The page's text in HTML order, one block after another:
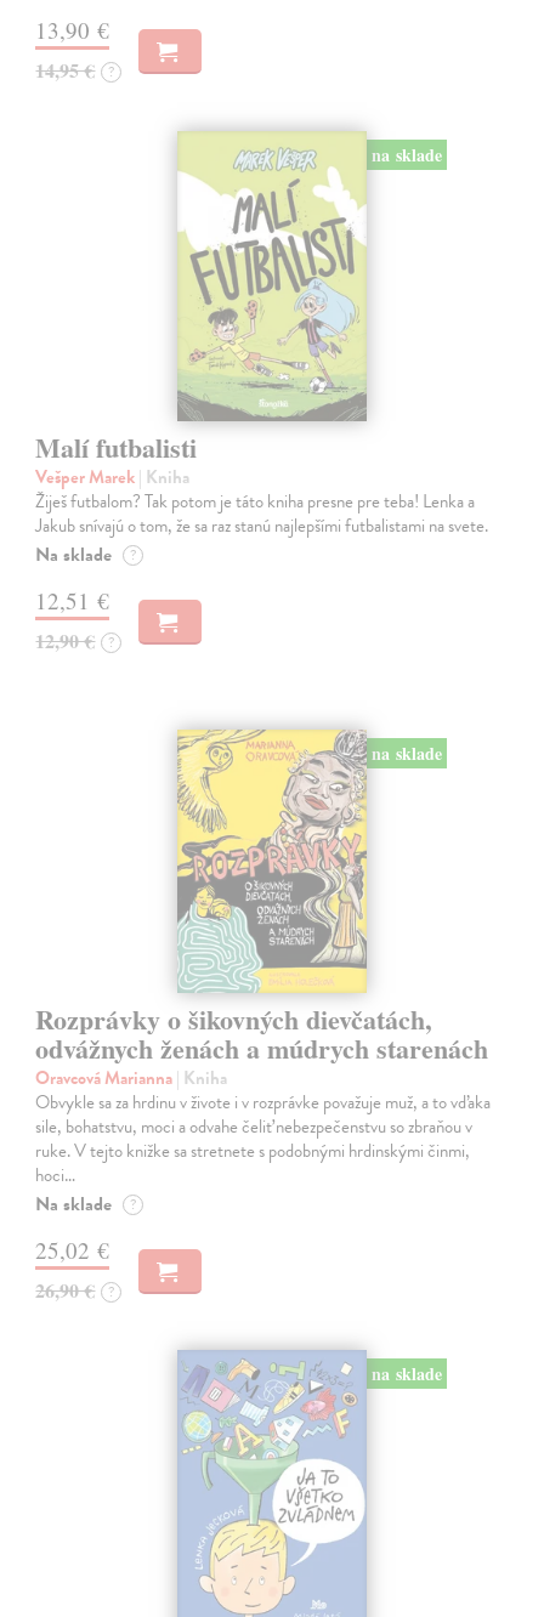
13,90 €
14,95 € ?
na sklade
Malí futbalisti
Vešper Marek| Kniha
Žiješ futbalom? Tak potom je táto kniha presne pre teba! Lenka a
Jakub snívajú o tom, že sa raz stanú najlepšími futbalistami na svete.
Na sklade ?
12,51 €
12,90 € ?
na sklade
Rozprávky o šikovných dievčatách,
odvážnych ženách a múdrych starenách
Oravcová Marianna| Kniha
Obvykle sa za hrdinu v živote i v rozprávke považuje muž, a to vďaka
sile, bohatstvu, moci a odvahe čeliť nebezpečenstvu so zbraňou v
ruke. V tejto knižke sa stretnete s podobnými hrdinskými činmi,
hoci…
Na sklade ?
25,02 €
26,90 € ?
na sklade